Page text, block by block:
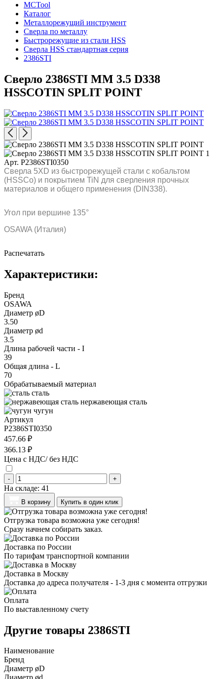
MCTool
Каталог
Металлорежущий инструмент
Сверла по металлу
Быстрорежущие из стали HSS
Сверла HSS стандартная серия
2386STI
Сверло 2386STI MM 3.5 D338
HSSCOTIN SPLIT POINT
Арт. P2386STI0350
Сверла 5XD из быстрорежущей стали с кобальтом
(HSSCo) и покрытием TiN для сверления прочных
материалов и общего применения (DIN338).
Угол при вершине 135°
OSAWA (Италия)
Распечатать
Характеристики:
Бренд
OSAWA
Диаметр øD
3.50
Диаметр ød
3.5
Длина рабочей части - I
39
Общая длина - L
70
Обрабатываемый материал
сталь
нержавеющая сталь
чугун
Артикул
P2386STI0350
457.66 ₽
366.13 ₽
Цена с НДС/ без НДС
- +
На складе: 41
В корзину Купить в один клик
Отгрузка товара возможна уже сегодня!
Сразу начнем собирать заказ.
Доставка по России
По тарифам транспортной компании
Доставка в Москву
Доставка до адреса получателя - 1-3 дня с момента отгрузки
Оплата
По выставленному счету
Другие товары 2386STI
Наименование
Бренд
Диаметр øD